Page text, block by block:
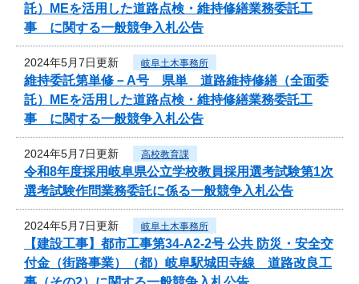
託）MEを活用した道路点検・維持修繕業務委託工
事 に関する一般競争入札公告
2024年5月7日更新 岐阜土木事務所
維持委託第単修－A号 県単 道路維持修繕（全面委
託）MEを活用した道路点検・維持修繕業務委託工
事 に関する一般競争入札公告
2024年5月7日更新 高校教育課
令和8年度採用岐阜県公立学校教員採用選考試験第1次
選考試験作問業務委託に係る一般競争入札公告
2024年5月7日更新 岐阜土木事務所
【建設工事】都市工事第34-A2-2号 公共 防災・安全交
付金（街路事業）（都）岐阜駅城田寺線 道路改良工